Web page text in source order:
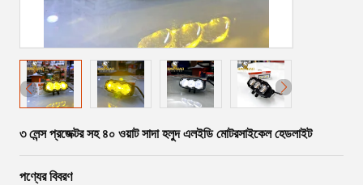
৩ লেন্স প্রজেক্টর সহ ৪০ ওয়াট সাদা হলুদ এলইডি মোটরসাইকেল হেডলাইট
পণ্যের বিবরণ